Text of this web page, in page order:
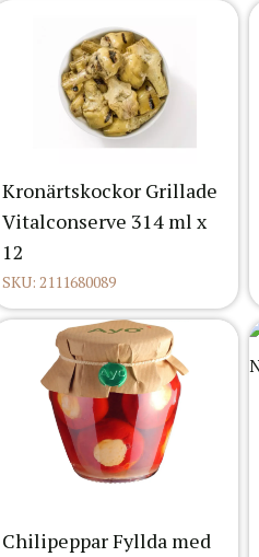
Kronärtskockor Grillade
Vitalconserve 314 ml x
12
SKU: 2111680089
Chilipeppar Fyllda med